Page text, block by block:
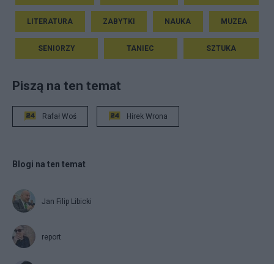
LITERATURA ZABYTKI NAUKA MUZEA
SENIORZY TANIEC SZTUKA
Piszą na ten temat
Rafał Woś Hirek Wrona
Blogi na ten temat
Jan Filip Libicki
report